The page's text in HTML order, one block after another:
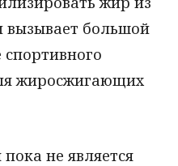
вызывает большой
жиросжигающих
не является